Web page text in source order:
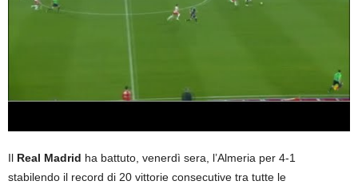
Il Real Madrid ha battuto, venerdì sera, l’Almeria per 4-1
stabilendo il record di 20 vittorie consecutive tra tutte le